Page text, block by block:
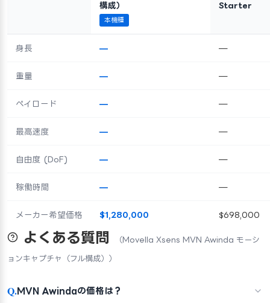
構成）
本機種
Starter
身長 — —
重量 — —
ペイロード — —
最高速度 — —
自由度 (DoF) — —
稼働時間 — —
メーカー希望価格 $1,280,000 $698,000
よくある質問 （Movella Xsens MVN Awinda モーシ
ョンキャプチャ（フル構成））
Q.MVN Awindaの価格は？